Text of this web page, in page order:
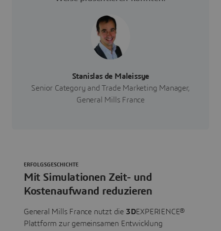
Stanislas de Maleissye
Senior Category and Trade Marketing Manager,
General Mills France
Mit Simulationen Zeit- und
Kostenaufwand reduzieren
ERFOLGSGESCHICHTE
General Mills France nutzt die 3DEXPERIENCE®
Plattform zur gemeinsamen Entwicklung